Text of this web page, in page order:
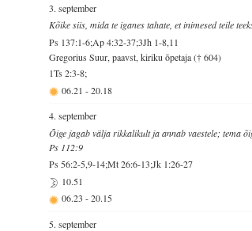
3. september
Kõike siis, mida te iganes tahate, et inimesed teile
Ps 137:1-6;Ap 4:32-37;3Jh 1-8,11
Gregorius Suur, paavst, kiriku õpetaja († 604)
1Ts 2:3-8;
06.21 -20.18
4. september
Õige jagab välja rikkalikult ja annab vaestele; tema
Ps 112:9
Ps 56:2-5,9-14;Mt 26:6-13;Jk 1:26-27
10.51
06.23 -20.15
5. september